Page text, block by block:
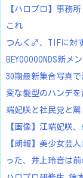
【ハロプロ】事務
これ
つんく♂、TIFに対
BEYOOOOONDS新
30期最新集合写真
変な髪型のハンデ
端妃咲と社民党と
【画像】江端妃咲
【朗報】美少女芸
った、井上玲音は